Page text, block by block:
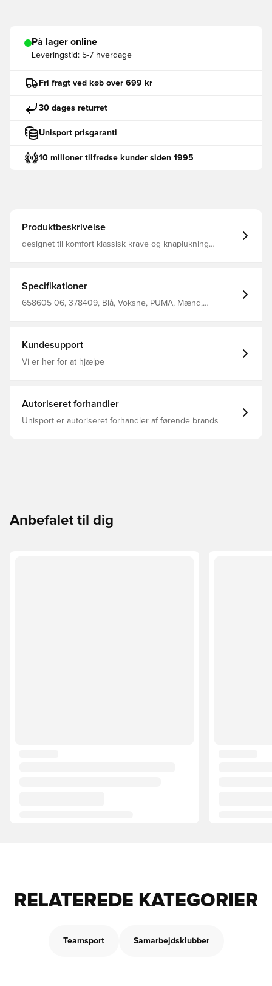
På lager online
Leveringstid: 5-7 hverdage
Fri fragt ved køb over 699 kr
30 dages returret
Unisport prisgaranti
10 milioner tilfredse kunder siden 1995
Produktbeskrivelse
designet til komfort klassisk krave og knaplukning
Specifikationer
658605 06, 378409, Blå, Voksne, PUMA, Mænd,
Kundesupport
Vi er her for at hjælpe
Autoriseret forhandler
Unisport er autoriseret forhandler af førende brands
Anbefalet til dig
RELATEREDE KATEGORIER
Teamsport Samarbejdsklubber